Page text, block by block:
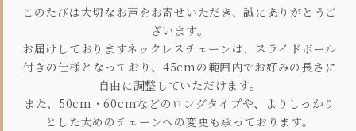
このたびは大切なお声をお寄せいただき、誠にありがとうご
ざいます。
お届けしておりますネックレスチェーンは、スライドボール
付きの仕様となっており、45cmの範囲内でお好みの長さに
自由に調整していただけます。
また、50cm・60cmなどのロングタイプや、よりしっかり
とした太めのチェーンへの変更も承っております。